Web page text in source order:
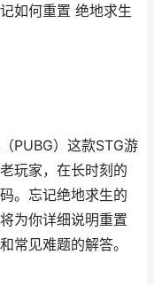
如何重置 绝地求生
PUBG）这款STG游
玩家，在长时刻的
。忘记绝地求生的
为你详细说明重置
常见难题的解答。